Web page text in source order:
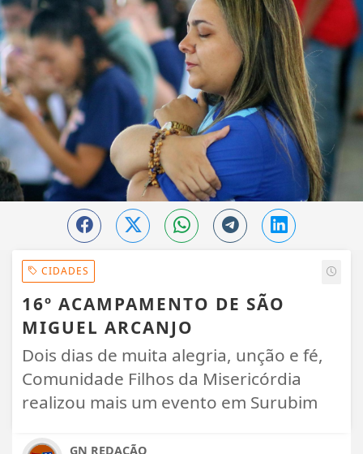
CIDADES
16º ACAMPAMENTO DE SÃO
MIGUEL ARCANJO
Dois dias de muita alegria, unção e fé,
Comunidade Filhos da Misericórdia
realizou mais um evento em Surubim
GN REDAÇÃO